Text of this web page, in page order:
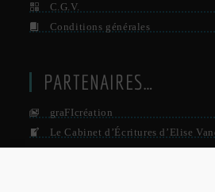
C.G.V.
Conditions générales
PARTENAIRES…
graFIcréation
Le Cabinet d’Écritures d’Elise